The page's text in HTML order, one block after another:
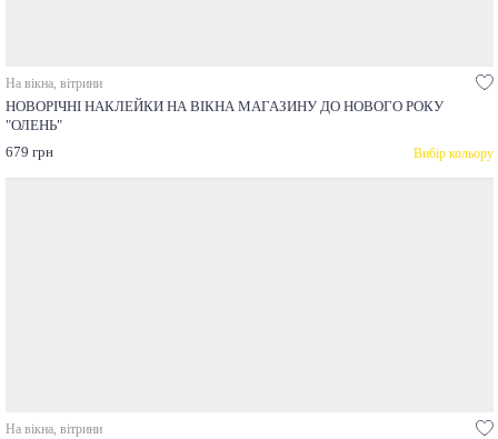
На вікна, вітрини
НОВОРІЧНІ НАКЛЕЙКИ НА ВІКНА МАГАЗИНУ ДО НОВОГО РОКУ
"ОЛЕНЬ"
679 грн
Вибір кольору
На вікна, вітрини